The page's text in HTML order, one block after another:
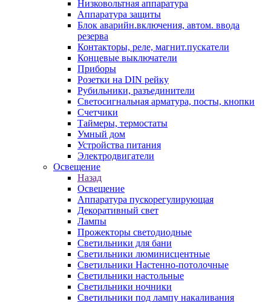
Низковольтная аппаратура
Аппаратура защиты
Блок аварийн.включения, автом. ввода
резерва
Контакторы, реле, магнит.пускатели
Концевые выключатели
Приборы
Розетки на DIN рейку
Рубильники, разъединители
Светосигнальная арматура, посты, кнопки
Счетчики
Таймеры, термостаты
Умный дом
Устройства питания
Электродвигатели
Освещение
Назад
Освещение
Аппаратура пускорегулирующая
Декоративный свет
Лампы
Прожекторы светодиодные
Светильники для бани
Светильники люминисцентные
Светильники Настенно-потолочные
Светильники настольные
Светильники ночники
Светильники под лампу накаливания